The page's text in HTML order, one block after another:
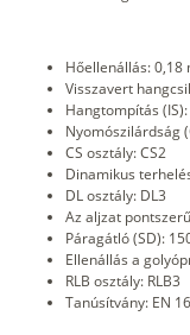
Hőellenállás: 0,18
Visszavert
Hangtompítás
Nyomószilárdság
CS osztály: CS2
Dinamikus
DL osztály: DL3
Az aljzat
Páragátló (SD):
Ellenállás a
RLB osztály: RLB3
Tanúsítvány: EN